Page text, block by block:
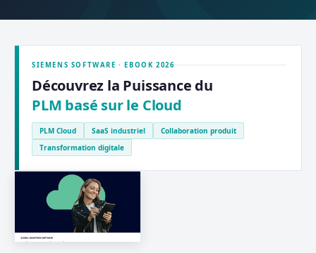
SIEMENS SOFTWARE · EBOOK 2026
Découvrez la Puissance du
PLM basé sur le Cloud
PLM Cloud SaaS industriel
Collaboration produit
Transformation digitale